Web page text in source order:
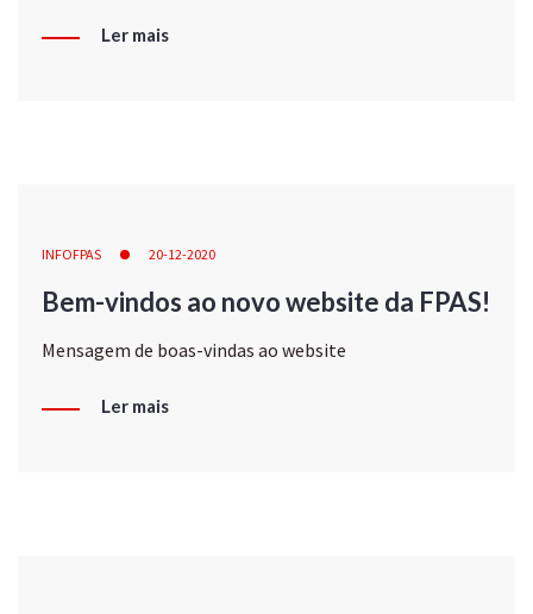
Ler mais
INFOFPAS 20-12-2020
Bem-vindos ao novo website da FPAS!
Mensagem de boas-vindas ao website
Ler mais